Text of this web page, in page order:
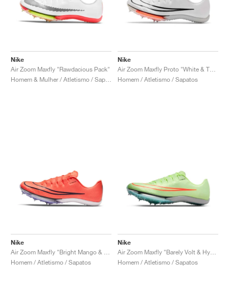
Nike
Air Zoom Maxfly "Rawdacious Pack"
Nike
Homem / Atletismo / Sapatos
Nike
Homem / Atletismo / Sapatos
Nike
Homem / Atletismo / Sapatos